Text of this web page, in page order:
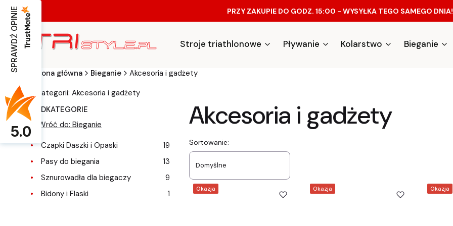
PRZY ZAKUPIE DO GODZ. 15:00 - WYSYŁKA TEGO SAMEGO DNIA!
Stroje triathlonowe Pływanie Kolarstwo Bieganie
Strona główna Bieganie
Akcesoria i gadżety
w kategorii: Akcesoria i gadżety
PODKATEGORIE
Wróć do: Bieganie
Czapki Daszki i Opaski
19
Pasy do biegania
13
Sznurowadła dla biegaczy
9
Bidony i Flaski
1
Akcesoria i gadżety
Lista produktów
Sortowanie:
Domyślne
Okazja Okazja Okazja
SPRAWDŹ OPINIE
5.0